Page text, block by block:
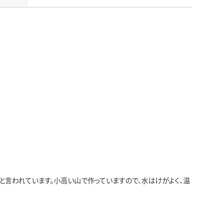
れています。小高い山で作っていますので、水はけがよく、温